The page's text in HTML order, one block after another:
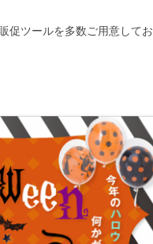
促ツールを多数ご用意してお